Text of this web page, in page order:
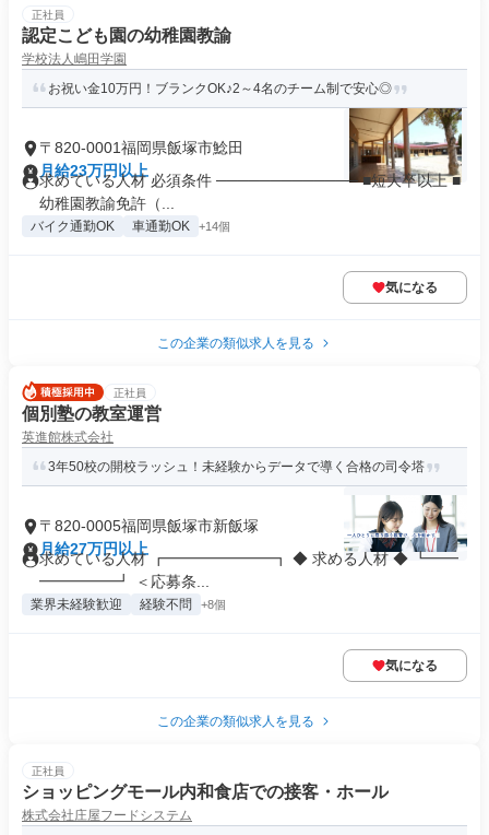
正社員
認定こども園の幼稚園教諭
学校法人嶋田学園
お祝い金10万円！ブランクOK♪2～4名のチーム制で安心◎
〒820-0001福岡県飯塚市鯰田
月給23万円以上
求めている人材 必須条件 ───────────── ■短大卒以上 ■
幼稚園教諭免許（...
バイク通勤OK 車通勤OK +14個
気になる
この企業の類似求人を見る
正社員
個別塾の教室運営
英進館株式会社
3年50校の開校ラッシュ！未経験からデータで導く合格の司令塔
〒820-0005福岡県飯塚市新飯塚
月給27万円以上
求めている人材 ┏━━━━━━━┓ ◆ 求める人材 ◆ ┗━━
━━━━━┛ ＜応募条...
業界未経験歓迎 経験不問 +8個
気になる
この企業の類似求人を見る
正社員
ショッピングモール内和食店での接客・ホール
株式会社庄屋フードシステム